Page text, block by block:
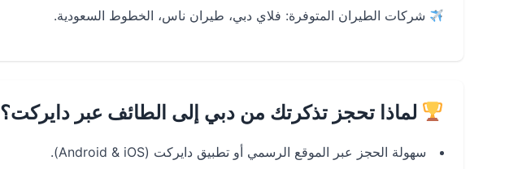
شركات الطيران المتوفرة: فلاي دبي، طيران ناس، الخطوط السعودية.
لماذا تحجز تذكرتك من دبي إلى الطائف عبر دايركت؟
سهولة الحجز عبر الموقع الرسمي أو تطبيق دايركت (Android & iOS).